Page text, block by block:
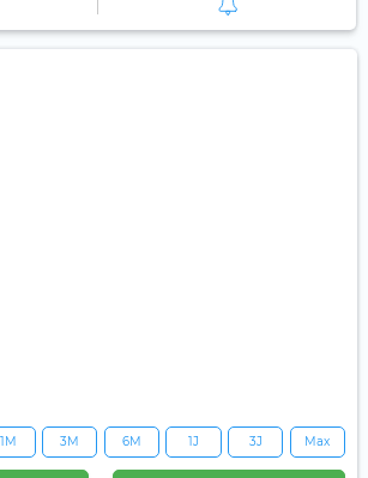
1M 3M 6M 1J 3J Max